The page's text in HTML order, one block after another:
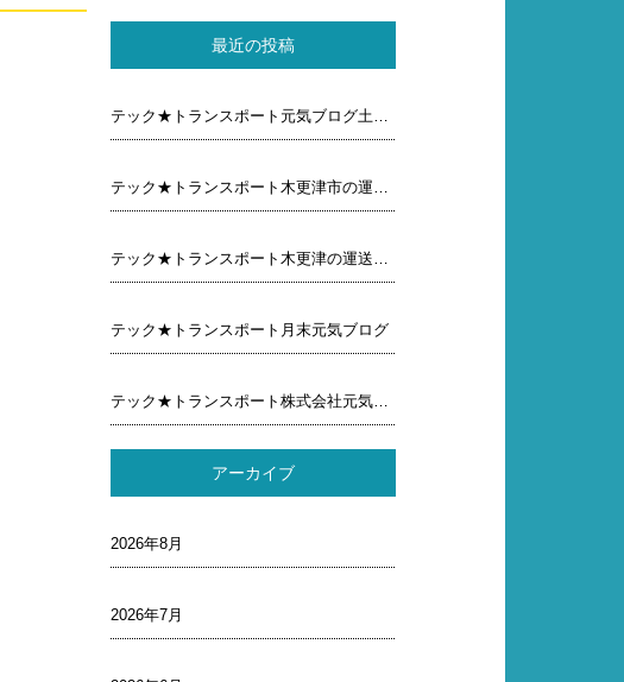
最近の投稿
テック★トランスポート元気ブログ土曜日
テック★トランスポート木更津市の運送屋元気ブログ木曜 日
テック★トランスポート木更津の運送屋元気ブログ
テック★トランスポート月末元気ブログ
テック★トランスポート株式会社元気ブログ行ってみよう
アーカイブ
2026年8月
2026年7月